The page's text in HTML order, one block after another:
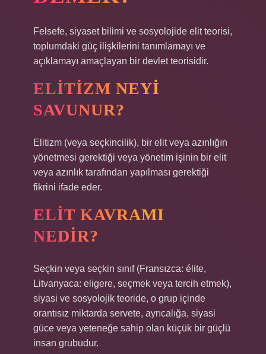
Felsefe, siyaset bilimi ve sosyolojide elit teorisi,
toplumdaki güç ilişkilerini tanımlamayı ve
açıklamayı amaçlayan bir devlet teorisidir.
ELITIZM NEYI
SAVUNUR?
Elitizm (veya seçkincilik), bir elit veya azınlığın
yönetmesi gerektiği veya yönetim işinin bir elit
veya azınlık tarafından yapılması gerektiği
fikrini ifade eder.
ELIT KAVRAMI
NEDIR?
Seçkin veya seçkin sınıf (Fransızca: élite,
Litvanyaca: eligere, seçmek veya tercih etmek),
siyasi ve sosyolojik teoride, o grup içinde
orantısız miktarda servete, ayrıcalığa, siyasi
güce veya yeteneğe sahip olan küçük bir güçlü
insan grubudur.